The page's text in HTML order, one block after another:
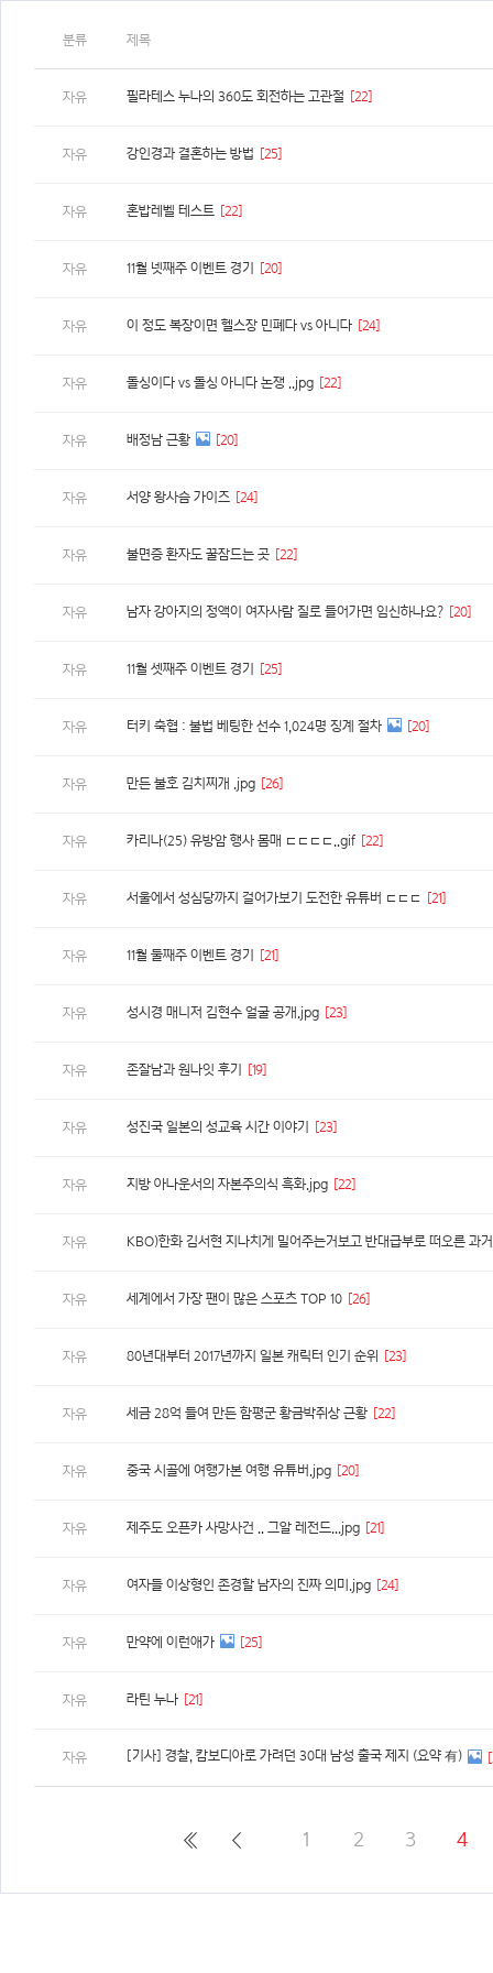
분류 제목
자유 필라테스 누나의 360도 회전하는 고관절 [22]
자유 강인경과 결혼하는 방법 [25]
자유 혼밥레벨 테스트 [22]
자유 11월 넷째주 이벤트 경기 [20]
자유 이 정도 복장이면 헬스장 민폐다 vs 아니다 [24]
자유 돌싱이다 vs 돌싱 아니다 논쟁 ..jpg [22]
자유 배정남 근황 [20]
자유 서양 왕사슴 가이즈 [24]
자유 불면증 환자도 꿀잠드는 곳 [22]
자유 남자 강아지의 정액이 여자사람 질로 들어가면 임신하나요? [20]
자유 11월 셋째주 이벤트 경기 [25]
자유 터키 축협 : 불법 베팅한 선수 1,024명 징계 절차 [20]
자유 만든 불호 김치찌개 .jpg [26]
자유 카리나(25) 유방암 행사 몸매 ㄷㄷㄷㄷ..gif [22]
자유 서울에서 성심당까지 걸어가보기 도전한 유튜버 ㄷㄷㄷ [21]
자유 11월 둘째주 이벤트 경기 [21]
자유 성시경 매니저 김현수 얼굴 공개.jpg [23]
자유 존잘남과 원나잇 후기 [19]
자유 성진국 일본의 성교육 시간 이야기 [23]
자유 지방 아나운서의 자본주의식 흑화.jpg [22]
자유
자유 세계에서 가장 팬이 많은 스포츠 TOP 10 [26]
자유 80년대부터 2017년까지 일본 캐릭터 인기 순위 [23]
자유 세금 28억 들여 만든 함평군 황금박쥐상 근황 [22]
자유 중국 시골에 여행가본 여행 유튜버.jpg [20]
자유 제주도 오픈카 사망사건 .. 그알 레전드...jpg [21]
자유 여자들 이상형인 존경할 남자의 진짜 의미.jpg [24]
자유 만약에 이런애가 [25]
자유 라틴 누나 [21]
자유 [기사] 경찰, 캄보디아로 가려던 30대 남성 출국 제지 (요약 有)
1 2 3 4